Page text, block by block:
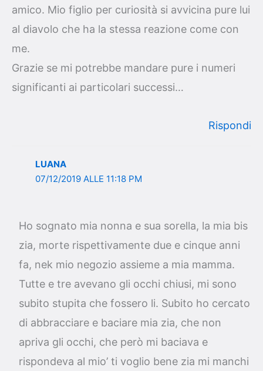
amico. Mio figlio per curiosità si avvicina pure lui
al diavolo che ha la stessa reazione come con
me.
Grazie se mi potrebbe mandare pure i numeri
significanti ai particolari successi…
Rispondi
LUANA
07/12/2019 ALLE 11:18 PM
Ho sognato mia nonna e sua sorella, la mia bis
zia, morte rispettivamente due e cinque anni
fa, nek mio negozio assieme a mia mamma.
Tutte e tre avevano gli occhi chiusi, mi sono
subito stupita che fossero li. Subito ho cercato
di abbracciare e baciare mia zia, che non
apriva gli occhi, che però mi baciava e
rispondeva al mio’ ti voglio bene zia mi manchi